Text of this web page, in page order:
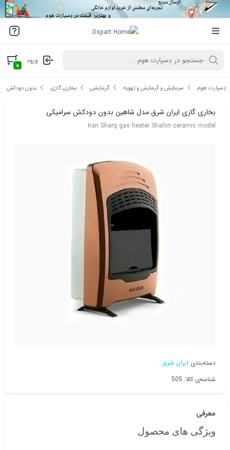
ورود ۰
دِسپارت هوم سرمایش و گرمایش و تهویه گرمایشی بخاری گازی بدون دودکش
بخاری گازی ایران شرق مدل شاهین بدون دودکش سرامیکی
Iran Sharq gas heater Shahin ceramic model
دسته‌بندی ایران شرق
شناسه‌ی کالا: 505
معرفی
ویژگی های محصول